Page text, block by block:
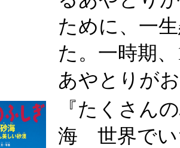
ために、一
た。一時期
あやとりが
『たくさん
海 世界でい